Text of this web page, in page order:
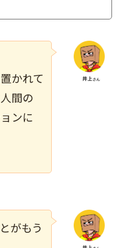
かれて
間の
ンに
がもう